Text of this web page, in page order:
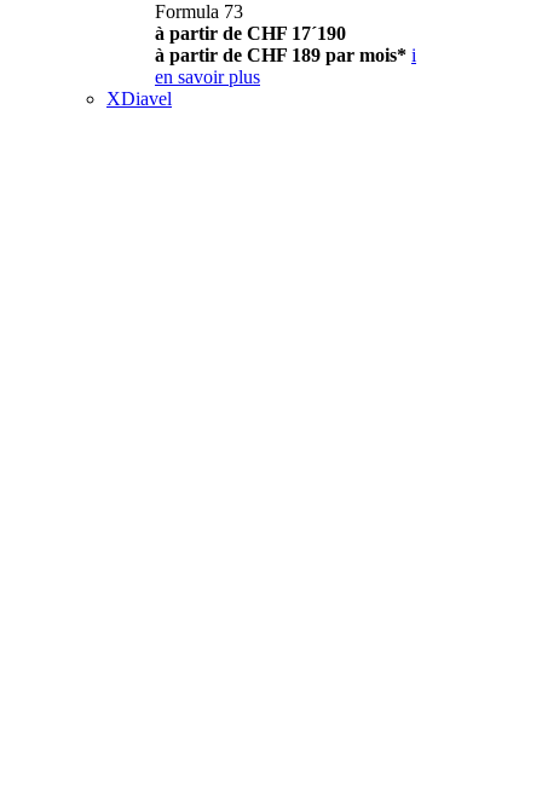
Formula 73
à partir de CHF 17´190
à partir de CHF 189 par mois* i
en savoir plus
XDiavel